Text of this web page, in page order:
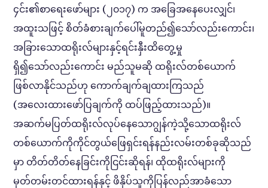
၄င်း၏စာရေးဖော်များ (၂၀၁၇) က အခြေအနေပေးလျှင်၊
အထူးသဖြင့် စိတ်ခံစားချက်ပေါ်မူတည်၍သော်လည်းကောင်း၊
အခြားသောထရိုးလ်များနှင့်ရင်းနှီးထိတွေ့မှု
ရှိ၍သော်လည်းကောင်း မည်သူမဆို ထရိုးလ်တစ်ယောက်
ဖြစ်လာနိုင်သည်ဟု ကောက်ချက်ချထားကြသည်
(အလေးထားဖော်ပြချက်ကို ထပ်ဖြည့်ထားသည်)။
အဆက်မပြတ်ထရိုးလ်လုပ်နေသောဂျွန်ကဲ့သို့သောထရိုးလ်
တစ်ယောက်ကိုကိုင်တွယ်ဖြေရှင်းရန်နည်းလမ်းတစ်ခုဆိုသည်
မှာ တိတ်တိတ်နေခြင်းကိုငြင်းဆိုရန်၊ ထိုထရိုးလ်များကို
မှတ်တမ်းတင်ထားရန်နှင့် ဖိနှိပ်သူကိုပြန်လည်အာခံသော